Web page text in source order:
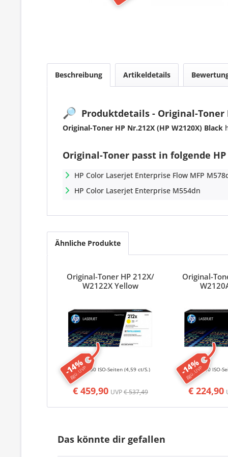
Beschreibung Artikeldetails
🔎 Produktdetails - Original-Toner
Original-Toner HP Nr.212X (HP W2120X) Black
Original-Toner passt in folgende
HP Color Laserjet Enterprise Flow MFP
HP Color Laserjet Enterprise M554dn
Ähnliche Produkte
-14%
ggü. UVP
Original-Toner HP 212X/
W2122X Yellow
€ 459,90 UVP€ 537,49
10000 ISO-Seiten(4,59 ct/S.) -14%
ggü. UVP
Original-
€ 224,90
5500 ISO-
Das könnte dir gefallen